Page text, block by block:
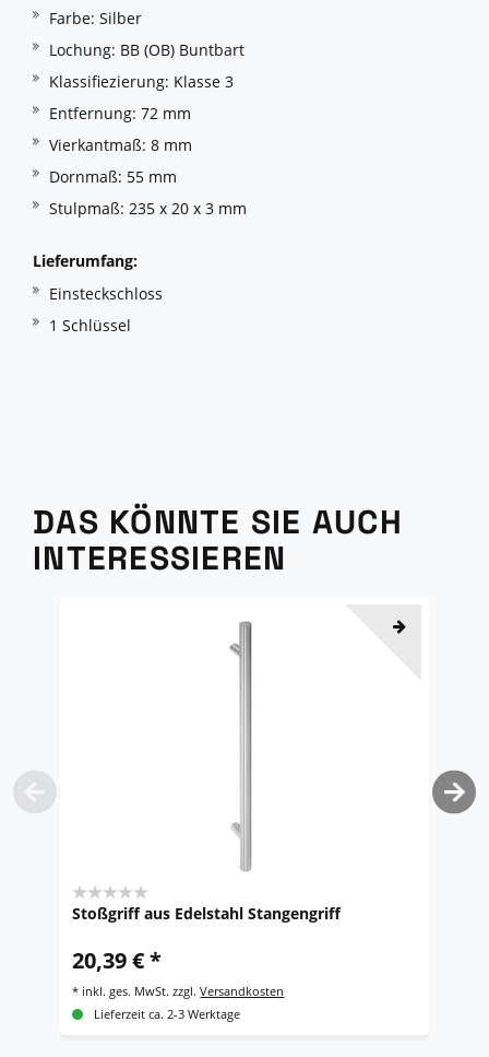
Farbe: Silber
Lochung: BB (OB) Buntbart
Klassifiezierung: Klasse 3
Entfernung: 72 mm
Vierkantmaß: 8 mm
Dornmaß: 55 mm
Stulpmaß: 235 x 20 x 3 mm
Lieferumfang:
Einsteckschloss
1 Schlüssel
DAS KÖNNTE SIE AUCH
INTERESSIEREN
Stoßgriff aus Edelstahl Stangengriff
20,39 € *
* inkl. ges. MwSt. zzgl.Versandkosten
Lieferzeit ca. 2-3 Werktage